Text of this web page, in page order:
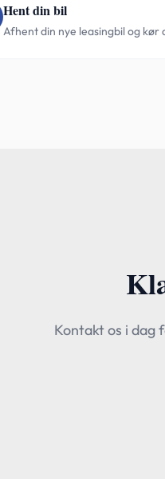
Hent din bil
Afhent din nye leasingbil og kør
Kontakt os i